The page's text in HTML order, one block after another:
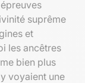
suprême
et
les ancêtres
bien plus
voyaient une